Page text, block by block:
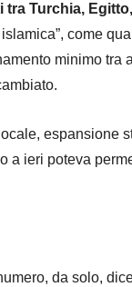
tra Turchia,
come
minimo tra
espansione
a ieri poteva
da solo,